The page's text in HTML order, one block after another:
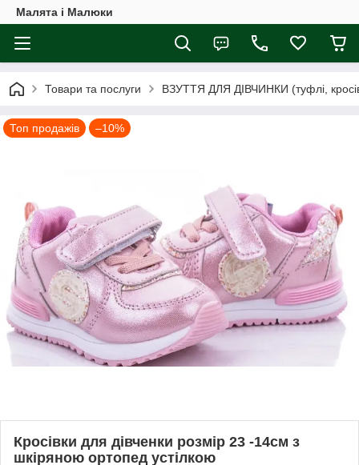
Малята і Малюки
Товари та послуги ВЗУТТЯ ДЛЯ ДІВЧИНКИ (туфлі,
Топ продажів –10%
Кросівки для дівченки розмір 23 -14см з
шкіряною ортопед устілкою